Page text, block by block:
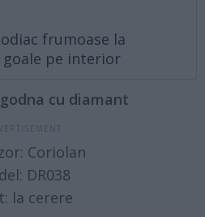
frumoase la
pe interior
cu diamant
Coriolan
DR038
la cerere